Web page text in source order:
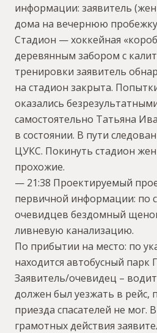
информации: заявитель
дома на вечернюю пробежку
Стадион — хоккейная
деревянным забором с
тренировки заявитель
на стадион закрыта.
оказались
самостоятельно Татьяна
в состоянии. В пути
ЦУКС. Покинуть стадион
прохожие.
— 21:38 Проектируемый
первичной информации: по
очевидцев бездомный
ливневую канализацию.
По прибытии на место: по
находится автобусный парк
Заявитель/очевидец –
должен был уезжать в рейс,
приезда спасателей не мог.
грамотных действия